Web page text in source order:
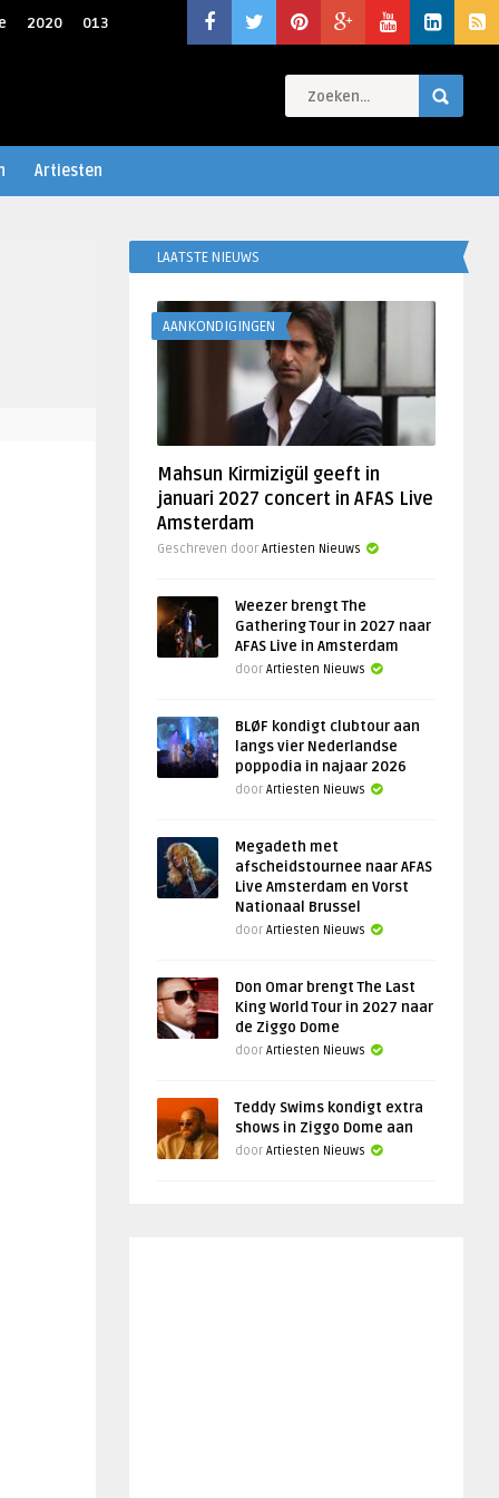
2020 013
Artiesten
LAATSTE NIEUWS
AANKONDIGINGEN
Mahsun Kirmizigül geeft in
januari 2027 concert in AFAS Live
Amsterdam
Geschreven door Artiesten Nieuws
Weezer brengt The
Gathering Tour in 2027 naar
AFAS Live in Amsterdam
door Artiesten Nieuws
BLØF kondigt clubtour aan
langs vier Nederlandse
poppodia in najaar 2026
door Artiesten Nieuws
Megadeth met
afscheidstournee naar AFAS
Live Amsterdam en Vorst
Nationaal Brussel
door Artiesten Nieuws
Don Omar brengt The Last
King World Tour in 2027 naar
de Ziggo Dome
door Artiesten Nieuws
Teddy Swims kondigt extra
shows in Ziggo Dome aan
door Artiesten Nieuws